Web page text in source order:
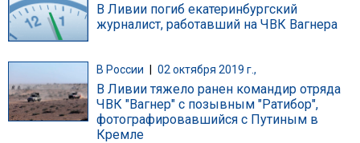
В Ливии погиб екатеринбургский
журналист, работавший на ЧВК Вагнера
В России 02 октября 2019 г.,
В Ливии тяжело ранен командир отряда
ЧВК "Вагнер" с позывным "Ратибор",
фотографировавшийся с Путиным в
Кремле